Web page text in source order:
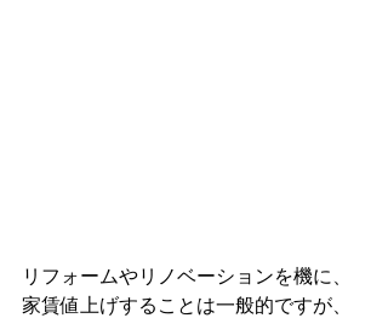
リフォームやリノベーションを機に、
家賃値上げすることは一般的ですが、